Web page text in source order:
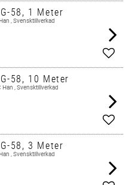
58, 1 Meter
, Svensktillverkad
Add
58, 10 Meter
Han , Svensktillverkad
Add
58, 3 Meter
, Svensktillverkad